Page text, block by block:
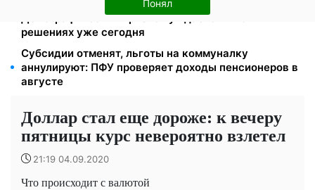
Понял
Директор ДОЗ Киева Татьяна Мостепан:
Демографический кризис нуждается в новых
решениях уже сегодня
Субсидии отменят, льготы на коммуналку
аннулируют: ПФУ проверяет доходы пенсионеров в
августе
Доллар стал еще дороже: к вечеру
пятницы курс невероятно взлетел
21:19 04.09.2020
Что происходит с валютой